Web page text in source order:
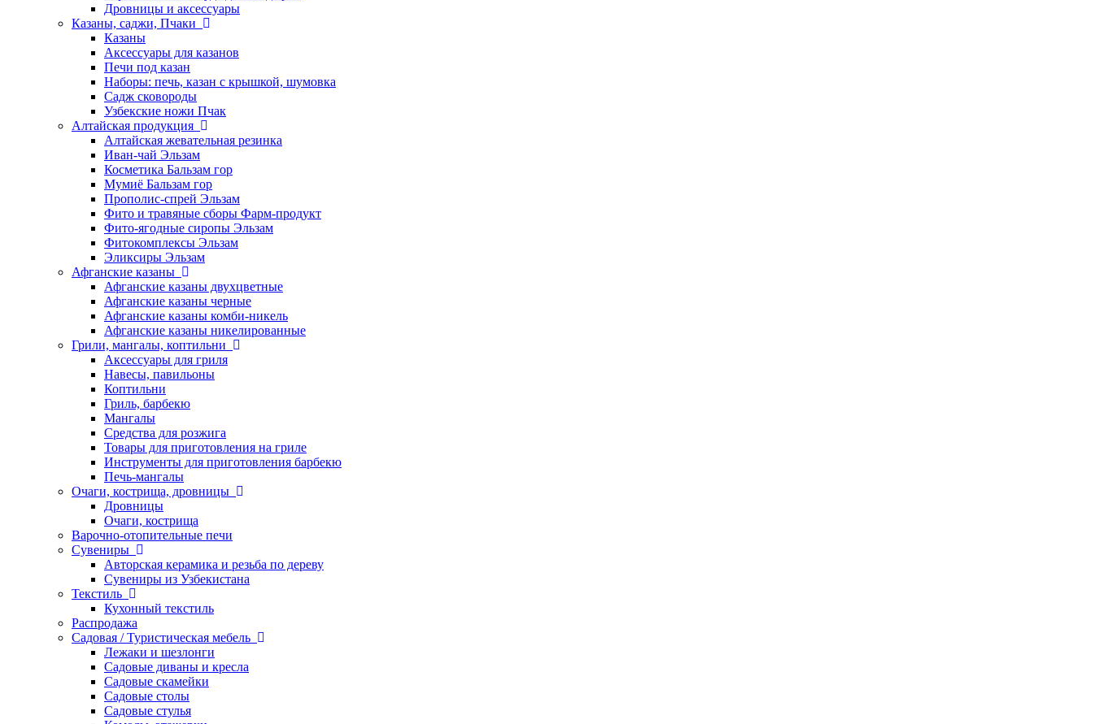
Дровницы и аксессуары
Казаны, саджи, Пчаки
Казаны
Аксессуары для казанов
Печи под казан
Наборы: печь, казан с крышкой, шумовка
Садж сковороды
Узбекские ножи Пчак
Алтайская продукция
Алтайская жевательная резинка
Иван-чай Эльзам
Косметика Бальзам гор
Мумиё Бальзам гор
Прополис-спрей Эльзам
Фито и травяные сборы Фарм-продукт
Фито-ягодные сиропы Эльзам
Фитокомплексы Эльзам
Эликсиры Эльзам
Афганские казаны
Афганские казаны двухцветные
Афганские казаны черные
Афганские казаны комби-никель
Афганские казаны никелированные
Грили, мангалы, коптильни
Аксессуары для гриля
Навесы, павильоны
Коптильни
Гриль, барбекю
Мангалы
Средства для розжига
Товары для приготовления на гриле
Инструменты для приготовления барбекю
Печь-мангалы
Очаги, кострища, дровницы
Дровницы
Очаги, кострища
Варочно-отопительные печи
Сувениры
Авторская керамика и резьба по дереву
Сувениры из Узбекистана
Текстиль
Кухонный текстиль
Распродажа
Садовая / Туристическая мебель
Лежаки и шезлонги
Садовые диваны и кресла
Садовые скамейки
Садовые столы
Садовые стулья